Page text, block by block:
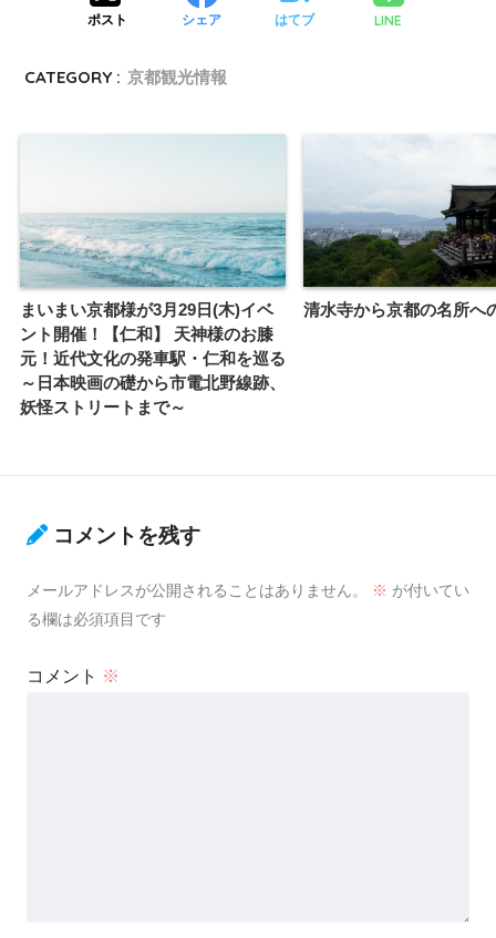
ポスト シェア はてブ LINE
CATEGORY : 京都観光情報
まいまい京都様が3月29日(木)イベ
ント開催！【仁和】 天神様のお膝
元！近代文化の発車駅・仁和を巡る
～日本映画の礎から市電北野線跡、
妖怪ストリートまで～
清水寺から京都の名所へ
コメントを残す
メールアドレスが公開されることはありません。 ※ が付いてい
る欄は必須項目です
コメント ※